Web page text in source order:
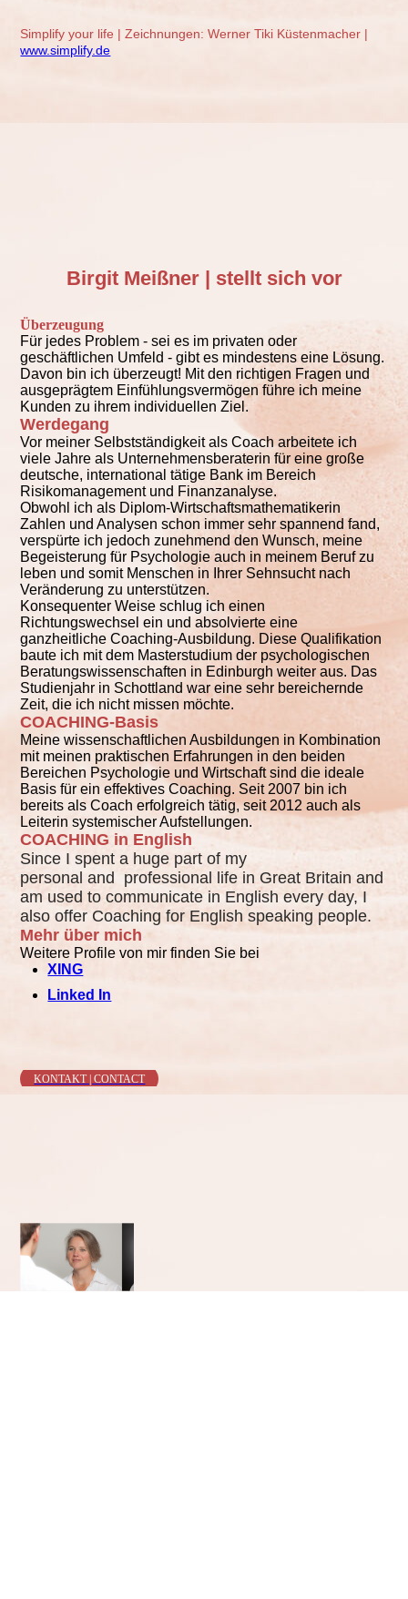
Simplify your life | Zeichnungen: Werner Tiki Küstenmacher |
www.simplify.de
Birgit Meißner| stellt sich vor
Überzeugung
Für jedes Problem - sei es im privaten oder
geschäftlichen Umfeld - gibt es mindestens eine Lösung.
Davon bin ich überzeugt! Mit den richtigen Fragen und
ausgeprägtem Einfühlungsvermögen führe ich meine
Kunden zu ihrem individuellen Ziel.
Werdegang
Vor meiner Selbstständigkeit als Coach arbeitete ich
viele Jahre als Unternehmensberaterin für eine große
deutsche, international tätige Bank im Bereich
Risikomanagement und Finanzanalyse.
Obwohl ich als Diplom-Wirtschaftsmathematikerin
Zahlen und Analysen schon immer sehr spannend fand,
verspürte ich jedoch zunehmend den Wunsch, meine
Begeisterung für Psychologie auch in meinem Beruf zu
leben und somit Menschen in Ihrer Sehnsucht nach
Veränderung zu unterstützen.
Konsequenter Weise schlug ich einen
Richtungswechsel ein und absolvierte eine
ganzheitliche Coaching-Ausbildung. Diese Qualifikation
baute ich mit dem Masterstudium der psychologischen
Beratungswissenschaften in Edinburgh weiter aus. Das
Studienjahr in Schottland war eine sehr bereichernde
Zeit, die ich nicht missen möchte.
COACHING-Basis
Meine wissenschaftlichen Ausbildungen in Kombination
mit meinen praktischen Erfahrungen in den beiden
Bereichen Psychologie und Wirtschaft sind die ideale
Basis für ein effektives Coaching. Seit 2007 bin ich
bereits als Coach erfolgreich tätig, seit 2012 auch als
Leiterin systemischer Aufstellungen.
COACHING in English
Since I spent a huge part of my
personal and professional life in Great Britain and
am used to communicate in Englishevery day, I
also offer Coaching for English speaking people.
Mehr über mich
Weitere Profile von mir finden Sie bei
XING
Linked In
KONTAKT | CONTACT